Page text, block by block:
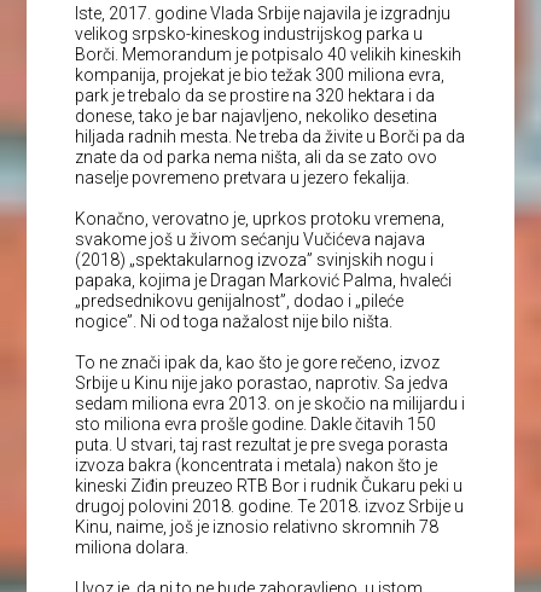
Iste, 2017. godine Vlada Srbije najavila je izgradnju
velikog srpsko-kineskog industrijskog parka u
Borči. Memorandum je potpisalo 40 velikih kineskih
kompanija, projekat je bio težak 300 miliona evra,
park je trebalo da se prostire na 320 hektara i da
donese, tako je bar najavljeno, nekoliko desetina
hiljada radnih mesta. Ne treba da živite u Borči pa da
znate da od parka nema ništa, ali da se zato ovo
naselje povremeno pretvara u jezero fekalija.
Konačno, verovatno je, uprkos protoku vremena,
svakome još u živom sećanju Vučićeva najava
(2018) „spektakularnog izvoza” svinjskih nogu i
papaka, kojima je Dragan Marković Palma, hvaleći
„predsednikovu genijalnost”, dodao i „pileće
nogice”. Ni od toga nažalost nije bilo ništa.
To ne znači ipak da, kao što je gore rečeno, izvoz
Srbije u Kinu nije jako porastao, naprotiv. Sa jedva
sedam miliona evra 2013. on je skočio na milijardu i
sto miliona evra prošle godine. Dakle čitavih 150
puta. U stvari, taj rast rezultat je pre svega porasta
izvoza bakra (koncentrata i metala) nakon što je
kineski Ziđin preuzeo RTB Bor i rudnik Čukaru peki u
drugoj polovini 2018. godine. Te 2018. izvoz Srbije u
Kinu, naime, još je iznosio relativno skromnih 78
miliona dolara.